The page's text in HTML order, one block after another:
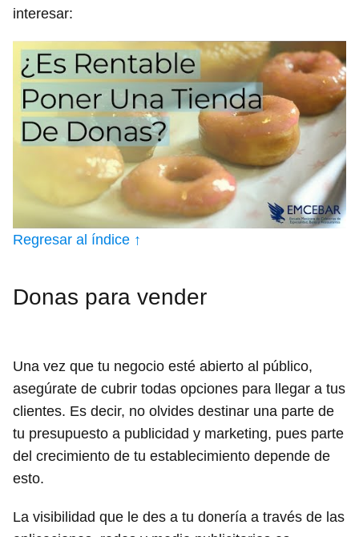
interesar:
Regresar al índice ↑
Donas para vender
Una vez que tu negocio esté abierto al público,
asegúrate de cubrir todas opciones para llegar a tus
clientes. Es decir, no olvides destinar una parte de
tu presupuesto a publicidad y marketing, pues parte
del crecimiento de tu establecimiento depende de
esto.
La visibilidad que le des a tu donería a través de las